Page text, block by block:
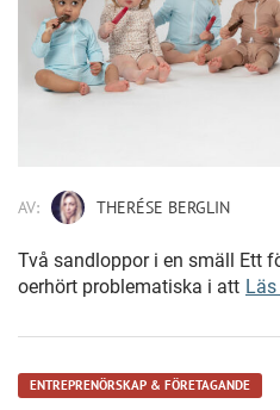
AV: THERÉSE BERGLIN
Två sandloppor i en smäll Ett
oerhört problematiska i att
ENTREPRENÖRSKAP & FÖRETAGANDE